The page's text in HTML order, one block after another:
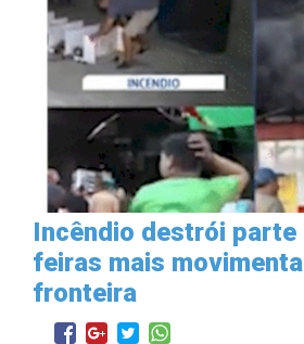
Incêndio destrói parte
feiras mais
fronteira